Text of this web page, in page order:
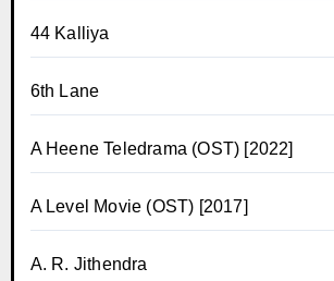
44 Kalliya
6th Lane
A Heene Teledrama (OST) [2022]
A Level Movie (OST) [2017]
A. R. Jithendra